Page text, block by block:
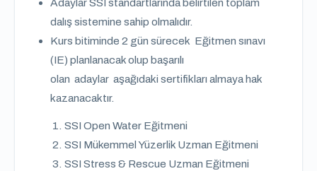
Adaylar SSI standartlarında belirtilen toplam
dalış sistemine sahip olmalıdır.
Kurs bitiminde 2 gün sürecek Eğitmen sınavı
(IE) planlanacak olup başarılı
olan adaylar aşağıdaki sertifikları almaya hak
kazanacaktır.
SSI Open Water Eğitmeni
SSI Mükemmel Yüzerlik Uzman Eğitmeni
SSI Stress & Rescue Uzman Eğitmeni